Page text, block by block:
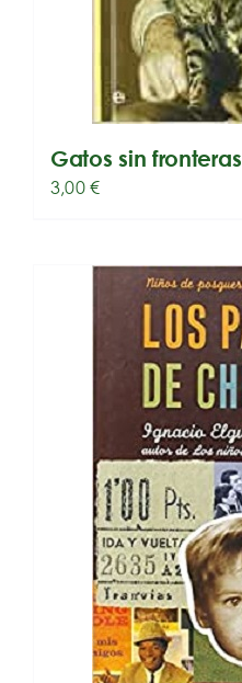
Gatos sin fronteras
3,00€